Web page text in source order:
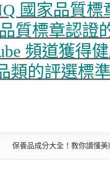
國家品質標
質標章認證
頻道獲得
類的評選標
保養品成分大全！教你讀懂